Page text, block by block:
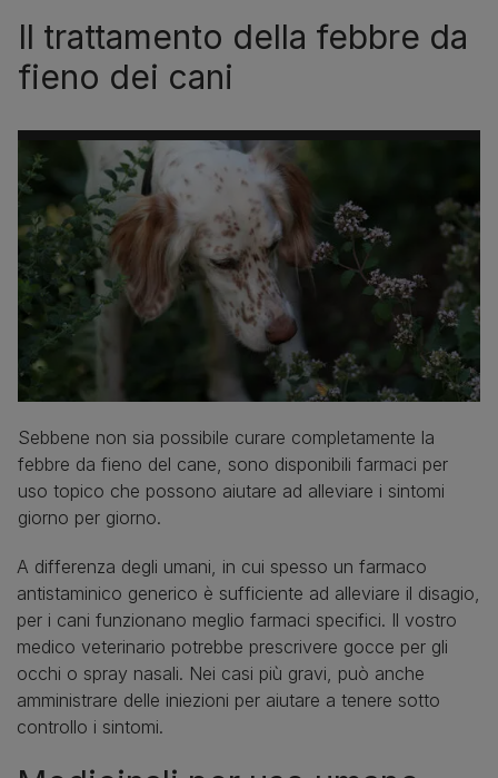
Il trattamento della febbre da
fieno dei cani
Sebbene non sia possibile curare completamente la
febbre da fieno del cane, sono disponibili farmaci per
uso topico che possono aiutare ad alleviare i sintomi
giorno per giorno.
A differenza degli umani, in cui spesso un farmaco
antistaminico generico è sufficiente ad alleviare il disagio,
per i cani funzionano meglio farmaci specifici. Il vostro
medico veterinario potrebbe prescrivere gocce per gli
occhi o spray nasali. Nei casi più gravi, può anche
amministrare delle iniezioni per aiutare a tenere sotto
controllo i sintomi.